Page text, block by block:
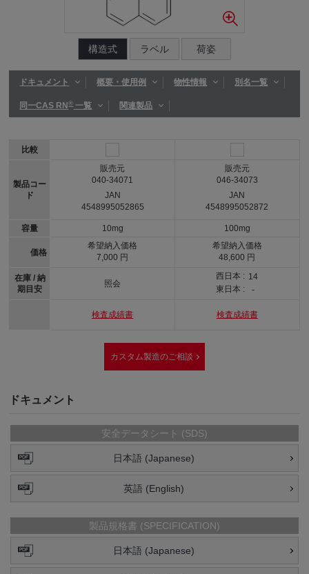
構造式 ラベル 荷姿
ドキュメント 概要・使用例 物性情報 別名一覧
同一CAS RN®一覧 関連製品
比較
製品コー
ド
容量
価格
在庫 / 納
期目安
販売元
040-34071
JAN
4548995052865
10mg
希望納入価格
7,000 円
照会
検査成績書
販売元
046-34073
JAN
4548995052872
100mg
希望納入価格
48,600 円
西日本 : 14
東日本 :
-
検査成績書
カスタム製造のご相談
ドキュメント
安全データシート (SDS)
日本語 (Japanese)
英語 (English)
製品規格書 (SPECIFICATION)
日本語 (Japanese)